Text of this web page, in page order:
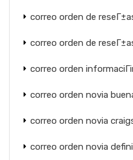
correo orden de
correo orden de
correo orden
correo orden novia
correo orden novia
correo orden novia